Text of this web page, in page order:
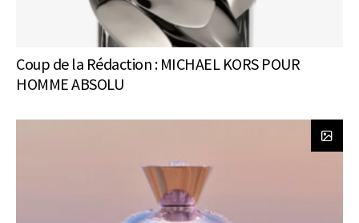
Coup de la Rédaction : MICHAEL KORS POUR
HOMME ABSOLU